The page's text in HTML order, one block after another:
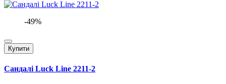
-49%
Купити
Сандалі Luck Line 2211-2